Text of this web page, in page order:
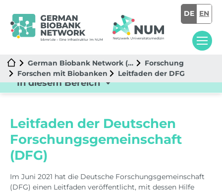
DE EN
German Biobank Network (GBN)
Forschung
Forschen mit Biobanken
Leitfaden der DFG
In diesem Bereich
Leitfaden der Deutschen
Forschungsgemeinschaft
(DFG)
Im Juni 2021 hat die Deutsche Forschungsgemeinschaft
(DFG) einen Leitfaden veröffentlicht, mit dessen Hilfe